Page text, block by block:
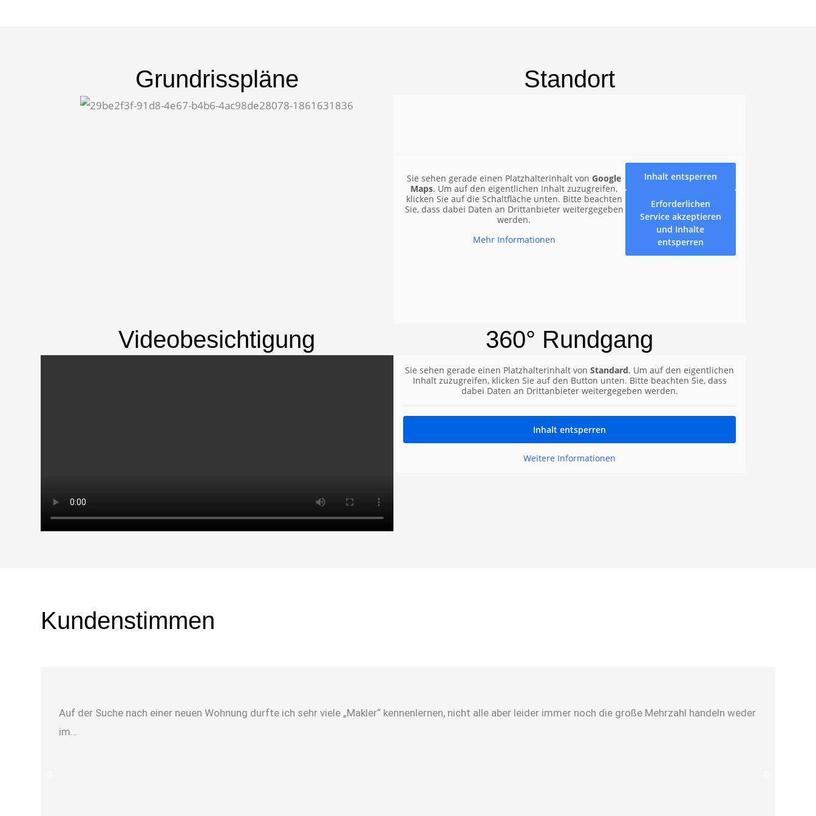
Grundrisspläne Standort
Sie sehen gerade einen Platzhalterinhalt vonGoogle
Maps. Um auf den eigentlichen Inhalt zuzugreifen,
klicken Sie auf die Schaltfläche unten. Bitte beachten
Sie, dass dabei Daten an Drittanbieter weitergegeben
werden.
Mehr Informationen
Inhalt entsperren
Erforderlichen
Service akzeptieren
und Inhalte
entsperren
Videobesichtigung 360° Rundgang
Sie sehen gerade einen Platzhalterinhalt vonStandard. Um auf den eigentlichen
Inhalt zuzugreifen, klicken Sie auf den Button unten. Bitte beachten Sie, dass
dabei Daten an Drittanbieter weitergegeben werden.
Inhalt entsperren
Weitere Informationen
Kundenstimmen
Auf der Suche nach einer neuen Wohnung durfte ich sehr viele „Makler“ kennenlernen, nicht alle aber leider immer noch die große Mehrzahl handeln weder
im…